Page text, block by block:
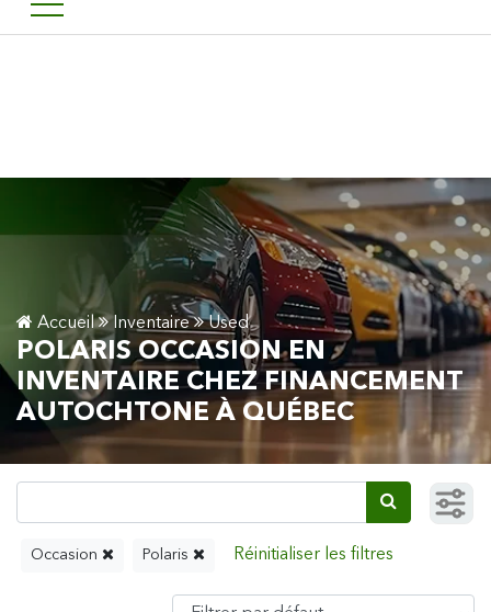
Accueil Inventaire Used
POLARIS OCCASION EN
INVENTAIRE CHEZ FINANCEMENT
AUTOCHTONE À QUÉBEC
Occasion Polaris